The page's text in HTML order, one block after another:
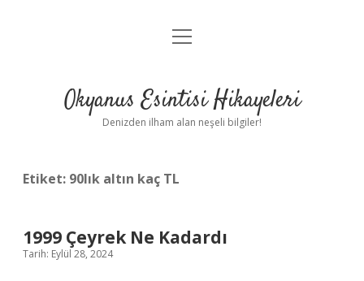
Anasayfa
Yasal Uyarı
menüyü
Okyanus Esintisi Hikayeleri
Denizden ilham alan neşeli bilgiler!
Etiket: 90lık altın kaç TL
1999 Çeyrek Ne Kadardı
Tarih: Eylül 28, 2024